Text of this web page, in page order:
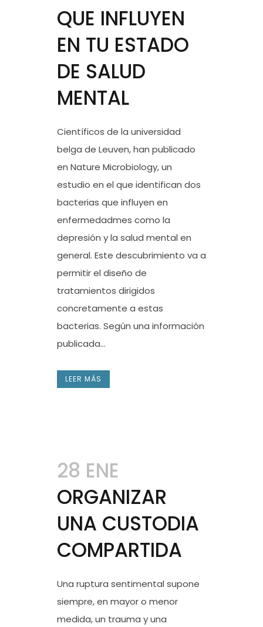
QUE INFLUYEN
EN TU ESTADO
DE SALUD
MENTAL
Científicos de la universidad
belga de Leuven, han publicado
en Nature Microbiology, un
estudio en el que identifican dos
bacterias que influyen en
enfermedadmes como la
depresión y la salud mental en
general. Este descubrimiento va a
permitir el diseño de
tratamientos dirigidos
concretamente a estas
bacterias. Según una información
publicada...
LEER MÁS
28 ENE
ORGANIZAR
UNA CUSTODIA
COMPARTIDA
Una ruptura sentimental supone
siempre, en mayor o menor
medida, un trauma y una